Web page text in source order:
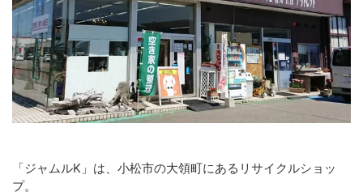
「ジャムルK」は、小松市の大領町にあるリサイクルショッ
プ。